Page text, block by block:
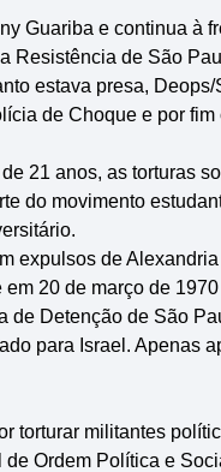
Guariba e continua à
Resistência de São
estava presa,
de Choque e por fim
21 anos, as torturas
do movimento
expulsos de
20 de março de
de Detenção de São
para Israel. Apenas
torturar militantes
Ordem Política e